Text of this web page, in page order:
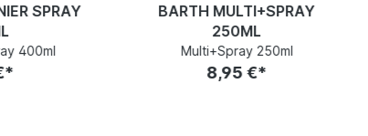
SPRAY
400ml
BARTH MULTI+SPRAY
250ML
Multi+Spray 250ml
8,95 €*